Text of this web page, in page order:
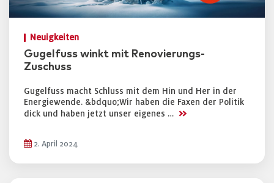
Neuigkeiten
Gugelfuss winkt mit Renovierungs-
Zuschuss
Gugelfuss macht Schluss mit dem Hin und Her in der
Energiewende. &bdquo;Wir haben die Faxen der Politik
dick und haben jetzt unser eigenes … >>
2. April 2024